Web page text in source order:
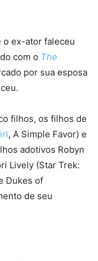
o ex-ator faleceu
com o The
por sua esposa
filhos, os filhos de
, A Simple Favor) e
adotivos Robyn
Lively (Star Trek:
Dukes of
de seu